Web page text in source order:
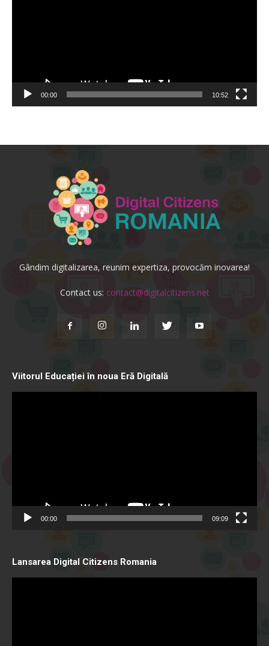
00:00 10:52
Gândim digitalizarea, reunim expertiza, provocăm inovarea!
Contact us: contact@digitalcitizens.net
Viitorul Educației în noua Eră Digitală
00:00 09:09
Lansarea Digital Citizens Romania